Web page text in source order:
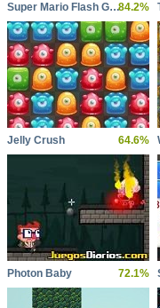
Super Mario Flash Game84.2%
Jelly Crush 64.6%
Photon Baby 72.1%